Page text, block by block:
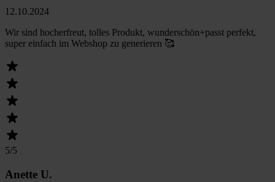
12.10.2024
Wir sind hocherfreut, tolles Produkt, wunderschön+passt perfekt,
super einfach im Webshop zu generieren 🥰
5/5
Anette U.